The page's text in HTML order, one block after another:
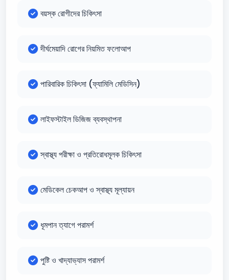
বয়স্ক রোগীদের চিকিৎসা
দীর্ঘমেয়াদি রোগের নিয়মিত ফলোআপ
পারিবারিক চিকিৎসা (ফ্যামিলি মেডিসিন)
লাইফস্টাইল ডিজিজ ব্যবস্থাপনা
স্বাস্থ্য পরীক্ষা ও প্রতিরোধমূলক চিকিৎসা
মেডিকেল চেকআপ ও স্বাস্থ্য মূল্যায়ন
ধূমপান ত্যাগে পরামর্শ
পুষ্টি ও খাদ্যাভ্যাস পরামর্শ